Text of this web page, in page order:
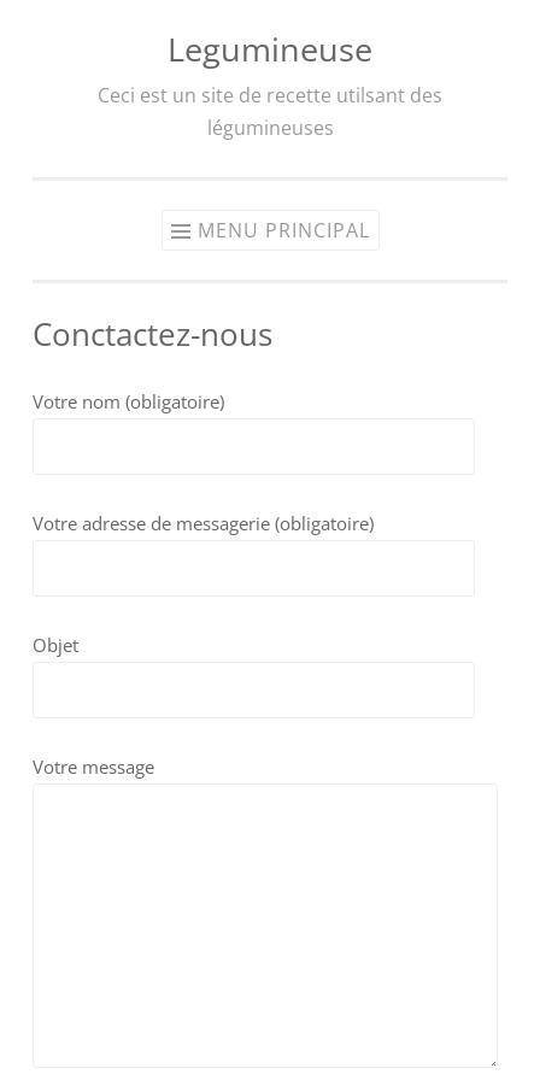
Legumineuse
Ceci est un site de recette utilsant des
légumineuses
MENU PRINCIPAL
Conctactez-nous
Votre nom (obligatoire)
Votre adresse de messagerie (obligatoire)
Objet
Votre message